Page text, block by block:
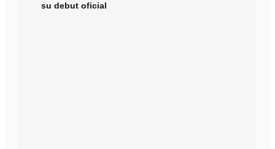
su debut oficial